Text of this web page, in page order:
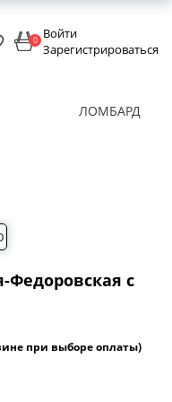
0 Войти
Зарегистрироваться
ЛОМБАРД
с
при выборе оплаты)